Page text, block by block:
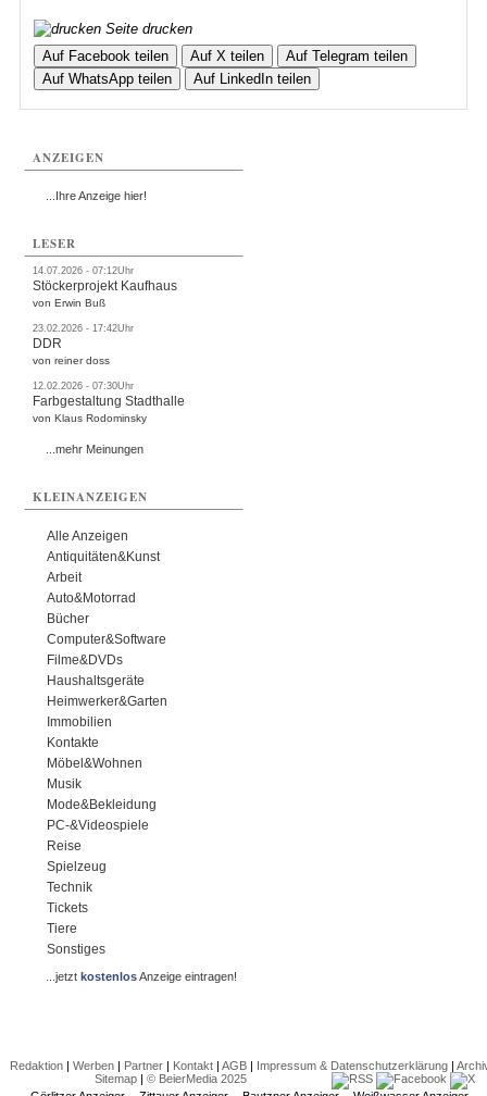
Seite drucken
Auf Facebook teilen
Auf X teilen
Auf Telegram teilen
Auf WhatsApp teilen
Auf LinkedIn teilen
ANZEIGEN
...Ihre Anzeige hier!
LESER
14.07.2026 - 07:12Uhr
Stöckerprojekt Kaufhaus
von Erwin Buß
23.02.2026 - 17:42Uhr
DDR
von reiner doss
12.02.2026 - 07:30Uhr
Farbgestaltung Stadthalle
von Klaus Rodominsky
...mehr Meinungen
KLEINANZEIGEN
Alle Anzeigen
Antiquitäten&Kunst
Arbeit
Auto&Motorrad
Bücher
Computer&Software
Filme&DVDs
Haushaltsgeräte
Heimwerker&Garten
Immobilien
Kontakte
Möbel&Wohnen
Musik
Mode&Bekleidung
PC-&Videospiele
Reise
Spielzeug
Technik
Tickets
Tiere
Sonstiges
...jetztkostenlosAnzeige eintragen!
Redaktion| Werben| Partner| Kontakt| AGB| Impressum & Datenschutzerklärung|
Sitemap| © BeierMedia 2025